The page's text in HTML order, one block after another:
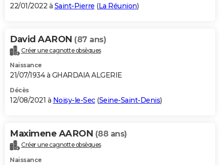
22/01/2022 à Saint-Pierre (La Réunion)
David AARON (87 ans)
Créer une cagnotte obsèques
Naissance
21/07/1934 à GHARDAIA ALGERIE
Décès
12/08/2021 à Noisy-le-Sec(Seine-Saint-Denis)
Maximene AARON (88 ans)
Créer une cagnotte obsèques
Naissance